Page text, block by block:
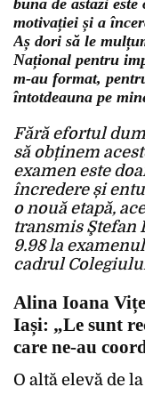
bună de astăzi
motivației și a
Aș dori să le
Național pentru
m-au format,
întotdeauna pe
Fără efortul
să obținem
examen este
încredere și
o nouă etapă,
transmis Ştefan
9.98 la
cadrul
Alina Ioana
Iași: „Le sunt
care ne-au
O altă elevă de